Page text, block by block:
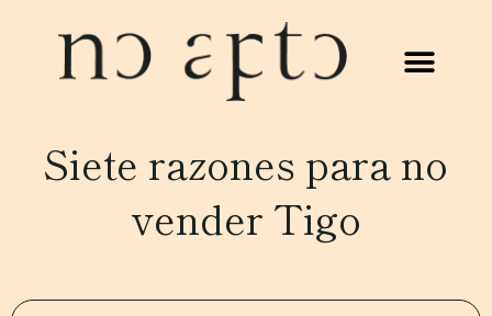
Siete razones para no
vender Tigo